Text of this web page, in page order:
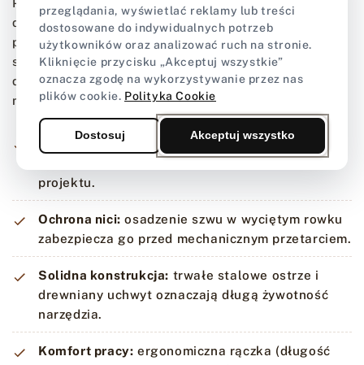
Połączenie stalowego mechanizmu tnącego z
drewnianą rękojeścią gwarantuje stabilne
prowadzenie. Regulacja szerokości pozwala na
szybkie dopasowanie odległości rowka od brzegu,
dzięki czemu narzędzie sprawdza się przy pracy z
materiałami o różnej grubości.
Regulowana szerokość: płynne dopasowanie
dystansu od krawędzi do wymagań konkretnego
projektu.
Ochrona nici: osadzenie szwu w wyciętym rowku
zabezpiecza go przed mechanicznym przetarciem.
Solidna konstrukcja: trwałe stalowe ostrze i
drewniany uchwyt oznaczają długą żywotność
narzędzia.
Komfort pracy: ergonomiczna rączka (długość
przeglądania, wyświetlać reklamy lub treści
dostosowane do indywidualnych potrzeb
użytkowników oraz analizować ruch na stronie.
Kliknięcie przycisku „Akceptuj wszystkie”
oznacza zgodę na wykorzystywanie przez nas
plików cookie. Polityka Cookie
Dostosuj Akceptuj wszystko